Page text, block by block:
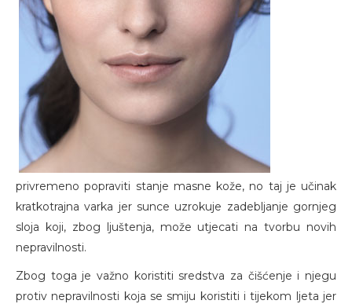
privremeno popraviti stanje masne kože, no taj je učinak
kratkotrajna varka jer sunce uzrokuje zadebljanje gornjeg
sloja koji, zbog ljuštenja, može utjecati na tvorbu novih
nepravilnosti.
Zbog toga je važno koristiti sredstva za čišćenje i njegu
protiv nepravilnosti koja se smiju koristiti i tijekom ljeta jer